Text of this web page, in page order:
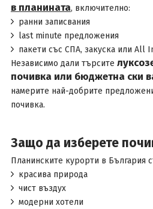
в планината, включително:
ранни записвания
last minute предложения
пакети със СПА, закуска или All
Независимо дали търсите
почивка или бюджетна ски
намерите най-добрите
почивка.
Защо да изберете
Планинските курорти в България
красива природа
чист въздух
модерни хотели